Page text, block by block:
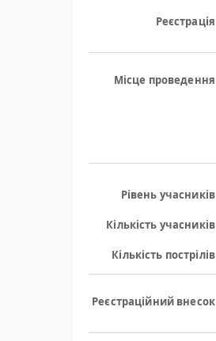
Реєстрація
Місце проведення
Рівень учасників
Кількість учасників
Кількість пострілів
Реєстраційний внесок